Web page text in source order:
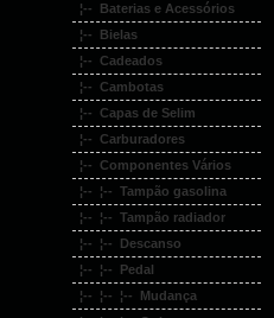
¦-- Baterias e Acessórios
¦-- Bielas
¦-- Cadeados
¦-- Cambotas
¦-- Capas de Selim
¦-- Carburadores
¦-- Componentes Vários
¦-- ¦-- Tampão gasolina
¦-- ¦-- Tampão radiador
¦-- ¦-- Descanso
¦-- ¦-- Pedal
¦-- ¦-- ¦-- Mudança